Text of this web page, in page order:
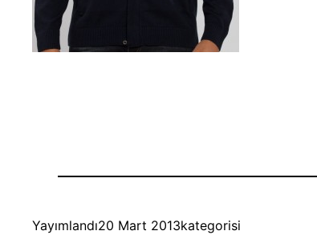
Yayımlandı20 Mart 2013kategorisi